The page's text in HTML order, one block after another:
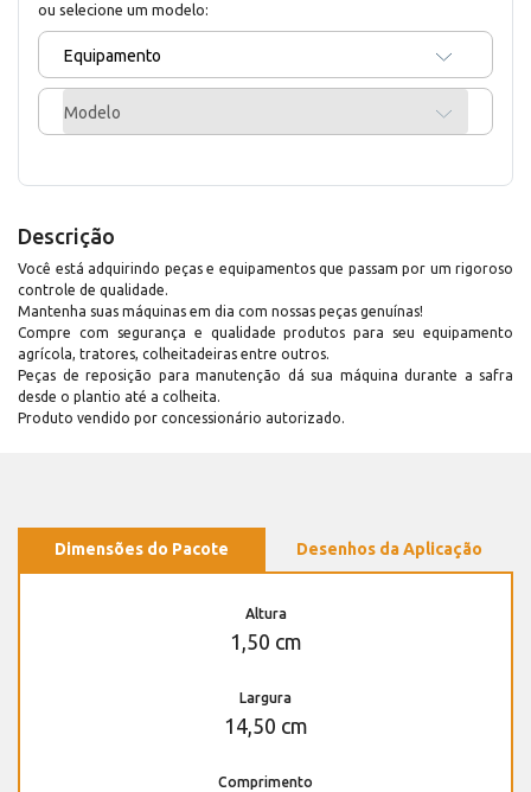
ou selecione um modelo:
Equipamento
Modelo
Descrição
Você está adquirindo peças e equipamentos que passam por um rigoroso
controle de qualidade.
Mantenha suas máquinas em dia com nossas peças genuínas!
Compre com segurança e qualidade produtos para seu equipamento
agrícola, tratores, colheitadeiras entre outros.
Peças de reposição para manutenção dá sua máquina durante a safra
desde o plantio até a colheita.
Produto vendido por concessionário autorizado.
Dimensões do Pacote Desenhos da Aplicação
Altura
1,50 cm
Largura
14,50 cm
Comprimento